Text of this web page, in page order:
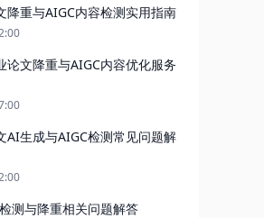
降重与AIGC内容检测实用指南
论文降重与AIGC内容优化服务
AI生成与AIGC检测常见问题解
测与降重相关问题解答